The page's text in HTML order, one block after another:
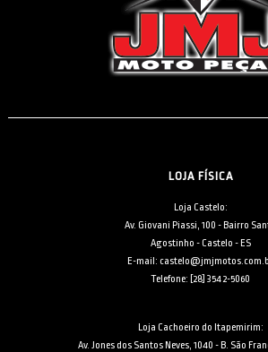
LOJA FÍSICA
Loja Castelo:
Av. Giovani Piassi, 100 - Bairro
Agostinho - Castelo - ES
E-mail:
Telefone: [28] 3542-5060
Loja Cachoeiro do Itapemirim:
Av. Jones dos Santos Neves, 1040 - B. São